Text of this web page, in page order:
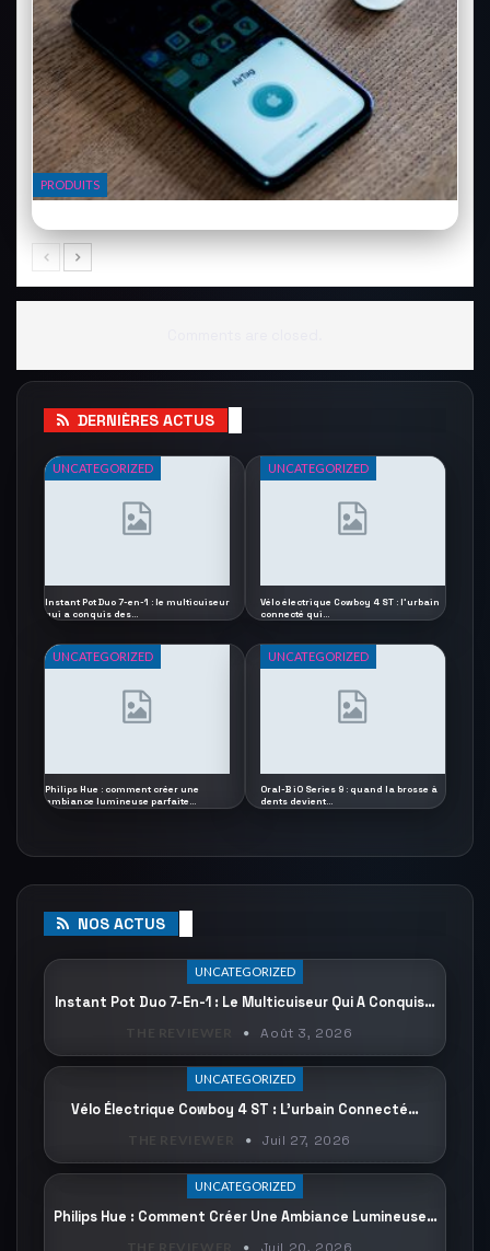
PRODUITS
DERNIÈRES ACTUS
UNCATEGORIZED
Instant Pot Duo 7-en-1 : le multicuiseur
qui a conquis des…
UNCATEGORIZED
Vélo électrique Cowboy 4 ST : l’urbain
connecté qui…
UNCATEGORIZED
Philips Hue : comment créer une
ambiance lumineuse parfaite…
UNCATEGORIZED
Oral-B iO Series 9 : quand la brosse à
dents devient…
NOS ACTUS
UNCATEGORIZED
Instant Pot Duo 7-En-1 : Le Multicuiseur Qui A Conquis…
Août 3, 2026
UNCATEGORIZED
Vélo Électrique Cowboy 4 ST : L’urbain Connecté…
Juil 27, 2026
UNCATEGORIZED
Philips Hue : Comment Créer Une Ambiance Lumineuse…
THE REVIEWER